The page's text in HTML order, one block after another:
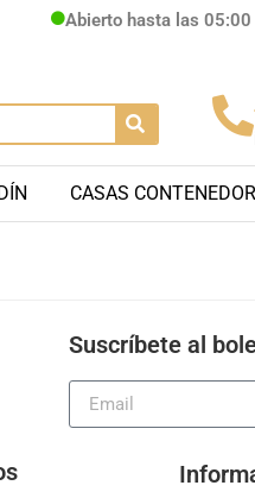
Abierto hasta las 05:00
CASAS
Suscríbete al